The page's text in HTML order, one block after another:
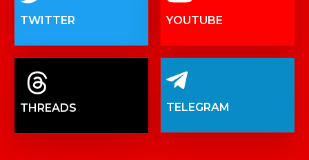
TWITTER YOUTUBE
THREADS TELEGRAM